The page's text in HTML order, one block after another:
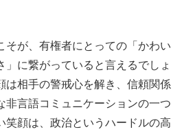
そが、有権者にとっての「かわい
」に繋がっていると言えるでしょ
は相手の警戒心を解き、信頼関係
非言語コミュニケーションの一つ
笑顔は、政治というハードルの高